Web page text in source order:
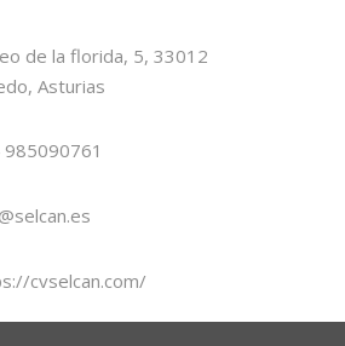
de la florida, 5, 33012
Asturias
cvselcan.com/